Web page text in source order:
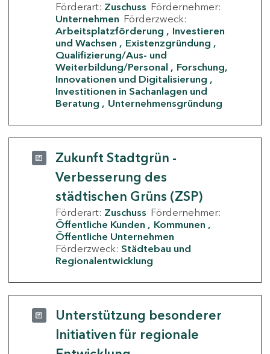
Förderart: Zuschuss Fördernehmer:
Unternehmen Förderzweck:
Arbeitsplatzförderung
Investieren
und Wachsen
Existenzgründung
Qualifizierung/Aus- und
Weiterbildung/Personal
Forschung,
Innovationen und Digitalisierung
Investitionen in Sachanlagen und
Beratung
Unternehmensgründung
Zukunft Stadtgrün -
Verbesserung des
städtischen Grüns (ZSP)
Förderart: Zuschuss Fördernehmer:
Öffentliche Kunden
Kommunen
Öffentliche Unternehmen
Förderzweck: Städtebau und
Regionalentwicklung
Unterstützung besonderer
Initiativen für regionale